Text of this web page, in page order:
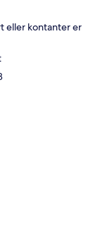
eller kontanter er